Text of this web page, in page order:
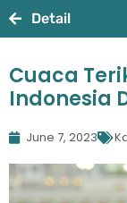
Detail
Cuaca
Indonesia
June 7, 2023